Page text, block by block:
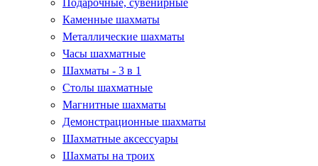
Подарочные, сувенирные
Каменные шахматы
Металлические шахматы
Часы шахматные
Шахматы - 3 в 1
Столы шахматные
Магнитные шахматы
Демонстрационные шахматы
Шахматные аксессуары
Шахматы на троих